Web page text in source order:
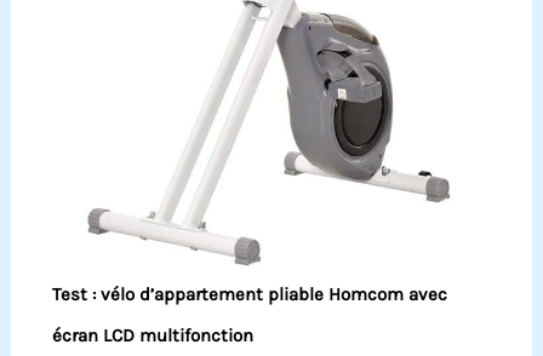
Test : vélo d’appartement pliable Homcom avec
écran LCD multifonction